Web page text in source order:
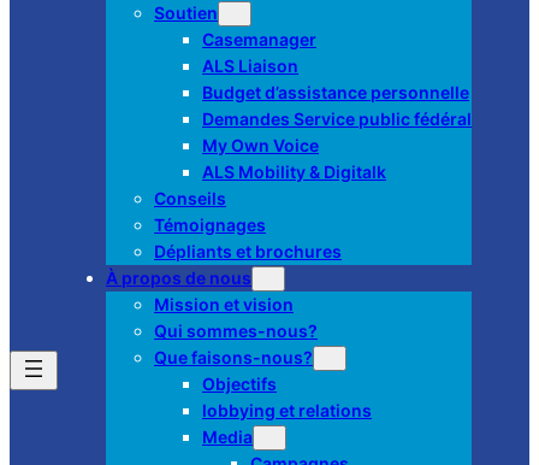
Soutien
Casemanager
ALS Liaison
Budget d’assistance personnelle
Demandes Service public fédéral
My Own Voice
ALS Mobility & Digitalk
Conseils
Témoignages
Dépliants et brochures
À propos de nous
Mission et vision
Qui sommes-nous?
Que faisons-nous?
Objectifs
lobbying et relations
Media